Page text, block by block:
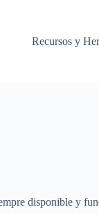
Recursos y
disponible y